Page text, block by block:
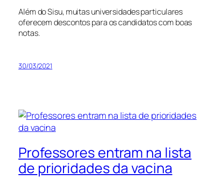
Além do Sisu, muitas universidades particulares
oferecem descontos para os candidatos com boas
notas.
30/03/2021
Professores entram na lista
de prioridades da vacina